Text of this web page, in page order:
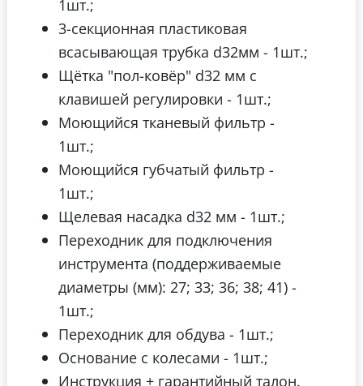
1шт.;
3-секционная пластиковая
всасывающая трубка d32мм - 1шт.;
Щётка "пол-ковёр" d32 мм с
клавишей регулировки - 1шт.;
Моющийся тканевый фильтр -
1шт.;
Моющийся губчатый фильтр -
1шт.;
Щелевая насадка d32 мм - 1шт.;
Переходник для подключения
инструмента (поддерживаемые
диаметры (мм): 27; 33; 36; 38; 41) -
1шт.;
Переходник для обдува - 1шт.;
Основание с колесами - 1шт.;
Инструкция + гарантийный талон.